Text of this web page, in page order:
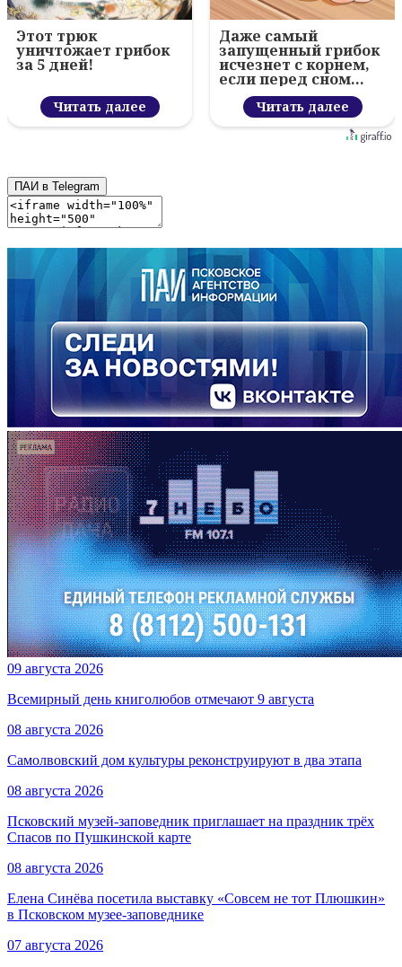
Этот трюк
уничтожает грибок
за 5 дней!
Читать далее
Даже самый
запущенный грибок
исчезнет с корнем,
если перед сном…
Читать далее
ПАИ в Telegram
09 августа 2026
Всемирный день книголюбов отмечают 9 августа
08 августа 2026
Самолвовский дом культуры реконструируют в два этапа
08 августа 2026
Псковский музей-заповедник приглашает на праздник трёх
Спасов по Пушкинской карте
08 августа 2026
Елена Синёва посетила выставку «Совсем не тот Плюшкин»
в Псковском музее-заповеднике
07 августа 2026